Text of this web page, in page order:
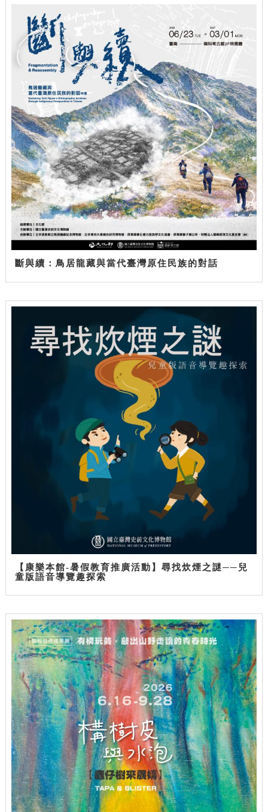
斷與續：鳥居龍藏與當代臺灣原住民族的對話
【康樂本館-暑假教育推廣活動】尋找炊煙之謎──兒
童版語音導覽趣探索